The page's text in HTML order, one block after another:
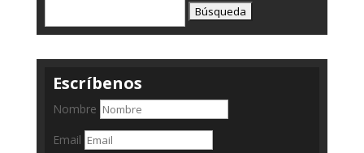
Escríbenos
Nombre
Email